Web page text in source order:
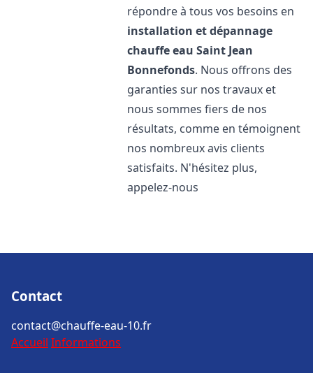
répondre à tous vos besoins en
installation et dépannage
chauffe eau Saint Jean
Bonnefonds. Nous offrons des
garanties sur nos travaux et
nous sommes fiers de nos
résultats, comme en témoignent
nos nombreux avis clients
satisfaits. N'hésitez plus,
appelez-nous
Contact
contact@chauffe-eau-10.fr
Accueil Informations